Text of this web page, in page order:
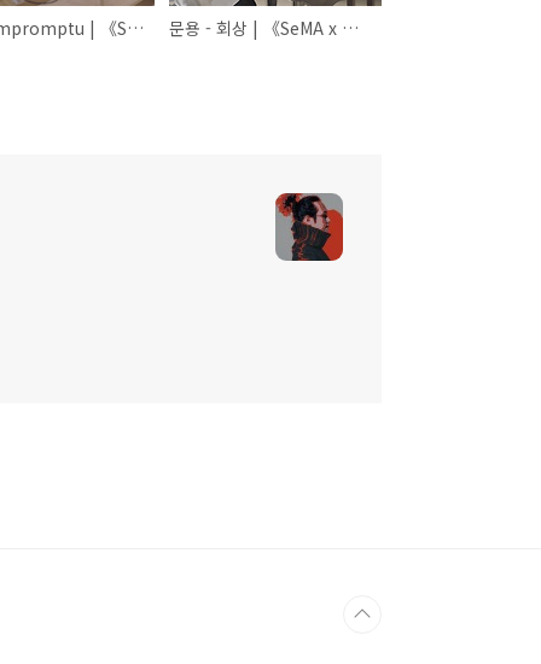
문용 - Impromptu | 《SeMA x moonyong》 서울시립미술관 6월 뮤지엄나이트 | 레안드로 에를리치 '구름(남한)', '구름(북한)' 문용 - 회상 | 《SeMA x moonyong》 서울시립미술관 6월 뮤지엄나이트 | 레안드로 에를리치 '구름(남한)', '구름(북한)'